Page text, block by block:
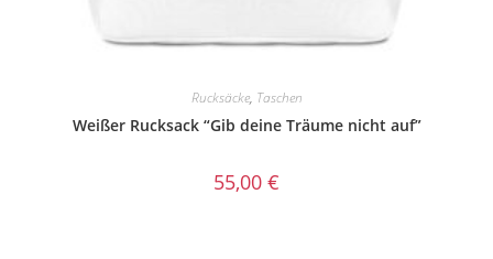
Rucksäcke, Taschen
Weißer Rucksack “Gib deine Träume nicht auf”
55,00 €